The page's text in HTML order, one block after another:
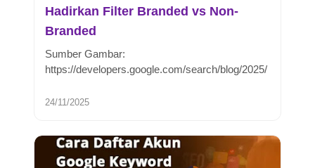
Hadirkan Filter Branded vs Non-
Branded
Sumber Gambar:
https://developers.google.com/search/blog/2025/
Google kini sed...
24/11/2025